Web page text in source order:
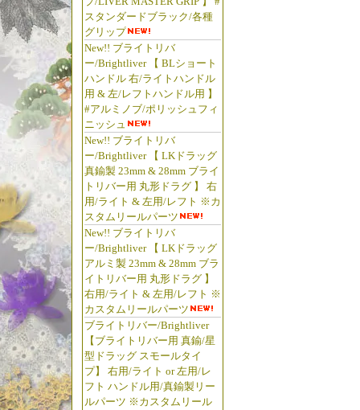
スタンダードブラック/各種
グリップ
New!! ブライトリバ
ー/Brightliver 【 BLショート
ハンドル 右/ライトハンドル
用 & 左/レフトハンドル用 】
#アルミノブ/ポリッシュフィ
ニッシュ
New!! ブライトリバ
ー/Brightliver 【 LKドラッグ
真鍮製 23mm & 28mm ブライ
トリバー用 丸形ドラグ 】 右
用/ライト & 左用/レフト ※カ
スタムリールパーツ
New!! ブライトリバ
ー/Brightliver 【 LKドラッグ
アルミ製 23mm & 28mm ブラ
イトリバー用 丸形ドラグ 】
右用/ライト & 左用/レフト ※
カスタムリールパーツ
ブライトリバー/Brightliver
【ブライトリバー用 真鍮/星
型ドラッグ スモールタイ
プ】 右用/ライト or 左用/レ
フト ハンドル用/真鍮製リー
ルパーツ ※カスタムリール